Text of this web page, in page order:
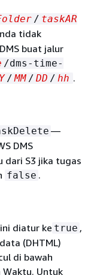
/ taskAR
tidak
buat jalur
/dms-time-
/ MM / DD / hh .
—
DMS
dari S3 jika tugas
false .
diatur ke true ,
(DHTML)
di bawah
Waktu. Untuk